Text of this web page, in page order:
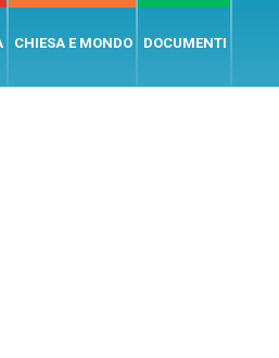
CHIESA E MONDO DOCUMENTI